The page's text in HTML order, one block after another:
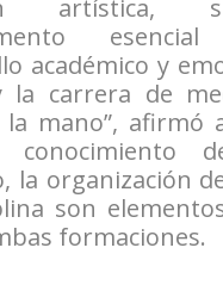
artística,
académico y
la carrera de
mano”, afirmó
la organización
son
formaciones.